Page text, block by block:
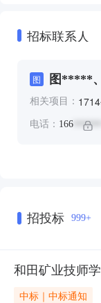
招标联系人
图
图*****
相关项目： 1714
电话： 166 ******
招投标 999+
和田矿业技师
中标｜中标通知